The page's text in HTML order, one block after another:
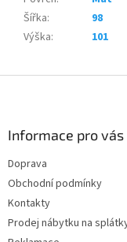
Šířka:
98
Výška: 101
Informace pro vás
Doprava
Obchodní podmínky
Kontakty
Prodej nábytku na